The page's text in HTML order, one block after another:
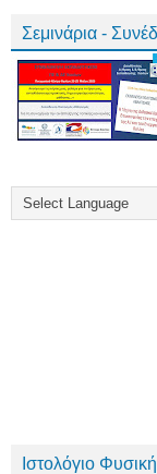
Σεμινάρια -
Ιστολόγιο